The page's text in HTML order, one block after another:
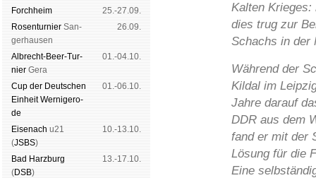
Forch­heim
25.-27.09.
Rosen­tur­nier San­
ger­hau­sen
26.09.
Albrecht-Beer-Tur­
nier Ge­ra
01.-04.10.
Cup der Deut­schen
Ein­heit Wer­ni­ge­ro­
de
01.-06.10.
Eise­nach u21
(JSBS)
10.-13.10.
Bad Harz­burg
(DSB)
13.-17.10.
Kalten Krieges:
dies trug zur
Schachs in der
Während der
Kildal im
Jahre darauf
DDR aus dem
fand er mit der
Lösung für die
Eine